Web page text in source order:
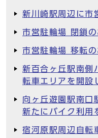
新川崎駅周辺に市
市営駐輪場 閉鎖の
市営駐輪場 移転の
新百合ヶ丘駅南側
転車エリアを開設
向ヶ丘遊園駅南口
新たにバイク利用
宿河原駅周辺自転